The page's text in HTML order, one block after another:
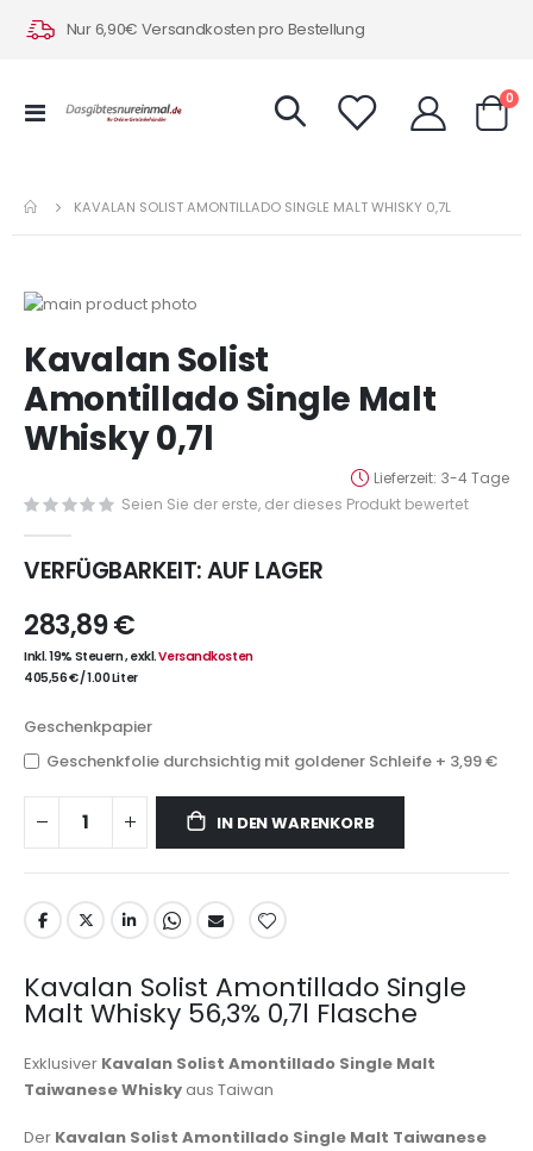
Nur 6,90€ Versandkosten pro Bestellung
Navigation
0
KAVALAN SOLIST AMONTILLADO SINGLE MALT WHISKY 0,7L
Zum
der
Bildergalerie
springen
Anfang
der
Bildergalerie
springen
Kavalan Solist
Amontillado Single Malt
Whisky 0,7l
Lieferzeit 3-4 Tage
Seien Sie der erste, der dieses Produkt bewertet
VERFÜGBARKEIT:AUF LAGER
283,89 €
Inkl. 19% Steuern,exkl.Versandkosten
405,56 €/1.00 Liter
Geschenkpapier
Geschenkfolie durchsichtig mit goldener Schleife + 3,99 €
IN DEN WARENKORB
Kavalan Solist Amontillado Single
Malt Whisky 56,3% 0,7l Flasche
Exklusiver Kavalan Solist Amontillado Single Malt
Taiwanese Whisky aus Taiwan
Der Kavalan Solist Amontillado Single Malt Taiwanese